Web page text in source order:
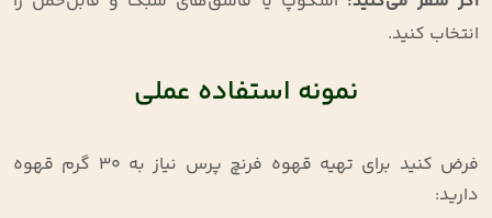
انتخاب کنید.
نمونه استفاده عملی
فرض کنید برای تهیه قهوه فرنچ پرس نیاز به 30 گرم قهوه
دارید: